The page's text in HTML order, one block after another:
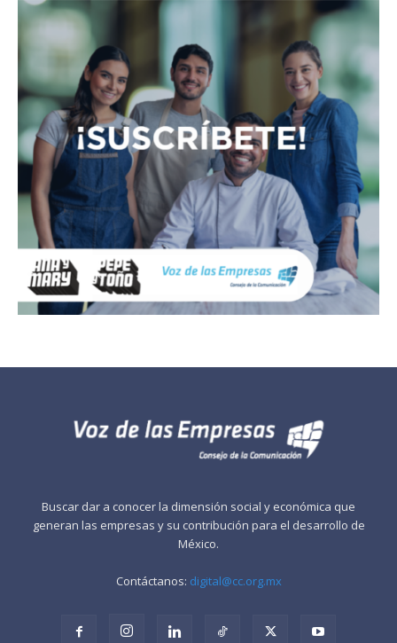
Buscar dar a conocer la dimensión social y económica que
generan las empresas y su contribución para el desarrollo de
México.
Contáctanos: digital@cc.org.mx